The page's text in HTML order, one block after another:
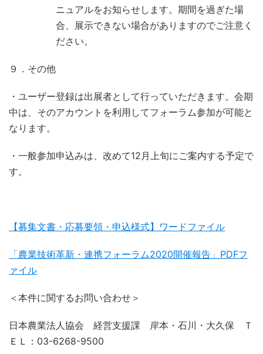
ニュアルをお知らせします。期間を過ぎた場
合、展示できない場合がありますのでご注意く
ださい。
９．その他
・ユーザー登録は出展者として行っていただきます。会期
中は、そのアカウントを利用してフォーラム参加が可能と
なります。
・一般参加申込みは、改めて12月上旬にご案内する予定で
す。
【募集文書・応募要領・申込様式】ワードファイル
「農業技術革新・連携フォーラム2020開催報告」PDFフ
ァイル
＜本件に関するお問い合わせ＞
日本農業法人協会 経営支援課 岸本・石川・大久保 Ｔ
ＥＬ：03-6268-9500